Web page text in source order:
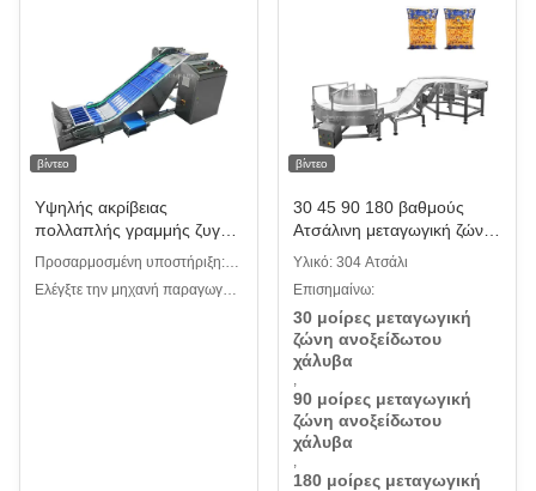
βίντεο
Υψηλής ακρίβειας
πολλαπλής γραμμής ζυγός
ελέγχου αυτόματης
βιταμίνης Cankey Stick
Pack πρωτεΐνη σκόνη
Προσαρμοσμένη υποστήριξη:
OEM, ODM
Ελέγξτε την μηχανή παραγωγής
βίντεο
30 45 90 180 βαθμούς
Ατσάλινη μεταγωγική ζώνη
Μεταγωγική ζώνη
στροφής ζώνης για
διάφορες βιομηχανίες
Υλικό: 304 Ατσάλι
Επισημαίνω:
30 μοίρες μεταγωγική
ζώνη ανοξείδωτου
χάλυβα
,
90 μοίρες μεταγωγική
ζώνη ανοξείδωτου
χάλυβα
,
180 μοίρες μεταγωγική